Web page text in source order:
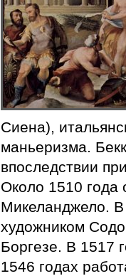
Сиена),
маньеризма.
впоследствии
Около 1510 года
Микеланджело. В
художником
Боргезе. В 1517
1546 годах